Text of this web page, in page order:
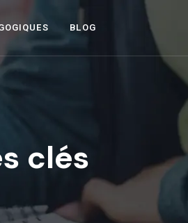
BLOG
clés